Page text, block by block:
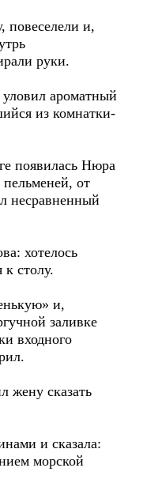
повеселели и,
руки.
ароматный
из комнатки-
появилась Нюра
от
несравненный
хотелось
к столу.
и,
заливке
входного
жену сказать
и сказала:
морской